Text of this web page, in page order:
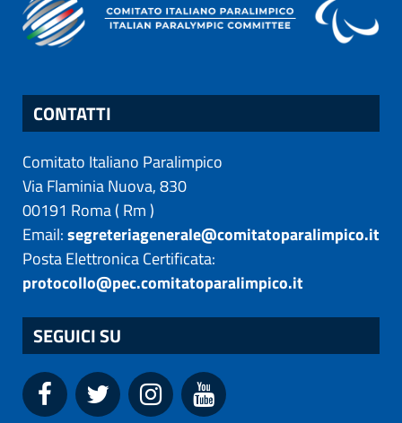
CONTATTI
Comitato Italiano Paralimpico
Via Flaminia Nuova, 830
00191 Roma( Rm)
Email:segreteriagenerale@comitatoparalimpico.it
Posta Elettronica Certificata:
protocollo@pec.comitatoparalimpico.it
SEGUICI SU